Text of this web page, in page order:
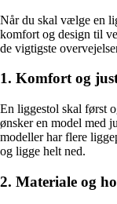
Når du skal vælge en
komfort og design til
de vigtigste
1. Komfort og
En liggestol skal først
ønsker en model med
modeller har flere
og ligge helt ned.
2. Materiale og